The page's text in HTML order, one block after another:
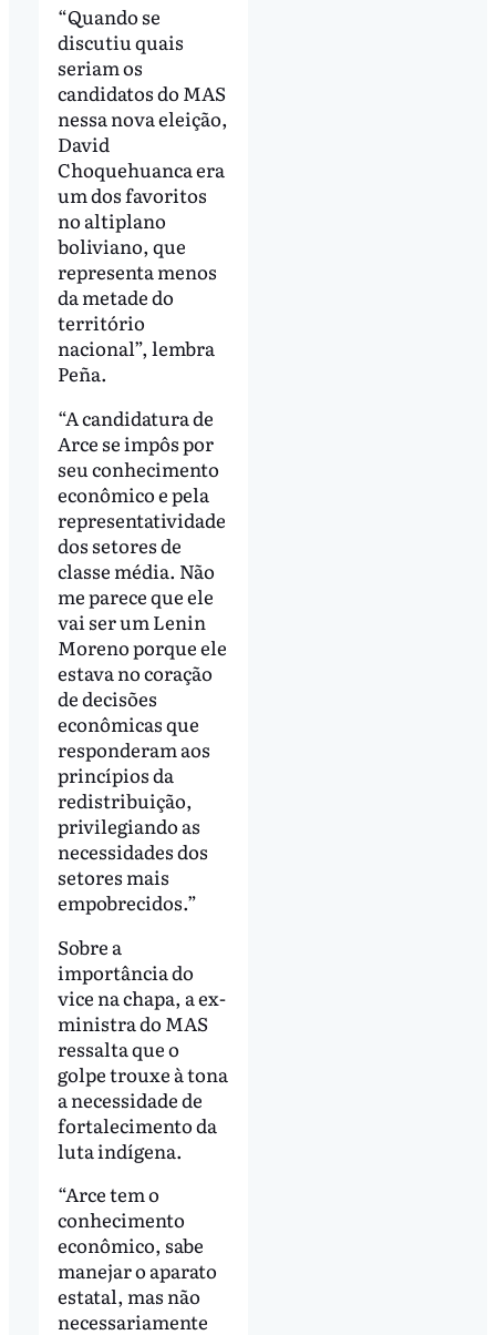
“Quando se
discutiu quais
seriam os
candidatos do MAS
nessa nova eleição,
David
Choquehuanca era
um dos favoritos
no altiplano
boliviano, que
representa menos
da metade do
território
nacional”, lembra
Peña.
“A candidatura de
Arce se impôs por
seu conhecimento
econômico e pela
representatividade
dos setores de
classe média. Não
me parece que ele
vai ser um Lenin
Moreno porque ele
estava no coração
de decisões
econômicas que
responderam aos
princípios da
redistribuição,
privilegiando as
necessidades dos
setores mais
empobrecidos.”
Sobre a
importância do
vice na chapa, a ex-
ministra do MAS
ressalta que o
golpe trouxe à tona
a necessidade de
fortalecimento da
luta indígena.
“Arce tem o
conhecimento
econômico, sabe
manejar o aparato
estatal, mas não
necessariamente